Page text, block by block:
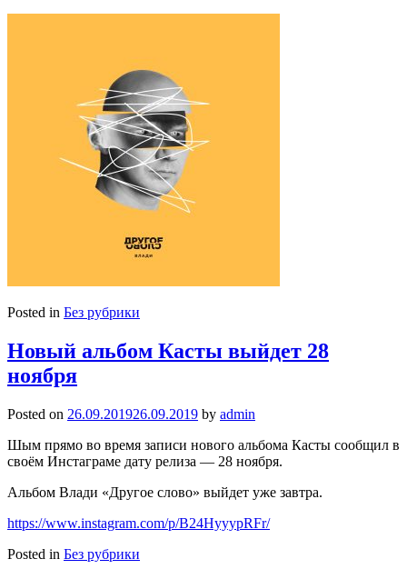
Posted in Без рубрики
Новый альбом Касты выйдет 28
ноября
Posted on 26.09.201926.09.2019 by admin
Шым прямо во время записи нового альбома Касты сообщил в
своём Инстаграме дату релиза — 28 ноября.
Альбом Влади «Другое слово» выйдет уже завтра.
https://www.instagram.com/p/B24HyyypRFr/
Posted in Без рубрики